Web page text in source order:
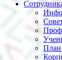
План